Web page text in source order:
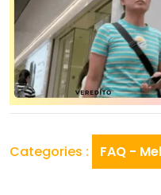
Categories : FAQ -